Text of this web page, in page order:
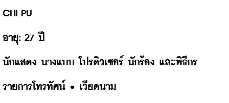
CHI PU
นักแสดง นางแบบ โปรดิวเซอร์ นักร้อง และพิธีกร
รายการโทรทัศน์ • เวียดนาม